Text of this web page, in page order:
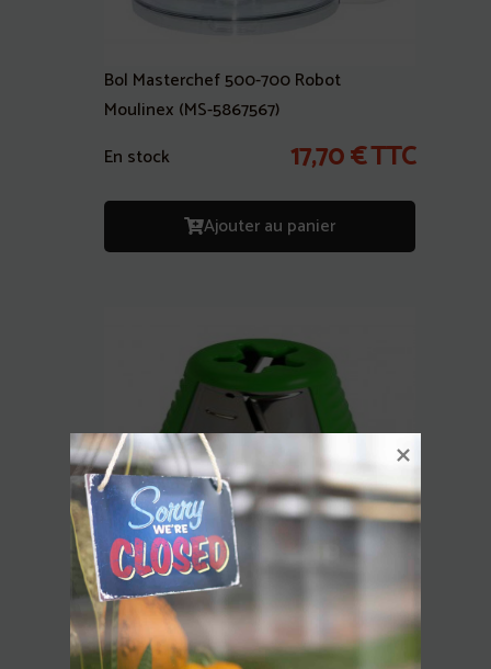
Bol Masterchef 500-700 Robot
Moulinex (MS-5867567)
En stock
17,70€TTC
Ajouter au panier
Cône Eminceur Vert HV4/Fresh Express
Hachoir Moulinex
En stock
7,90€ TTC